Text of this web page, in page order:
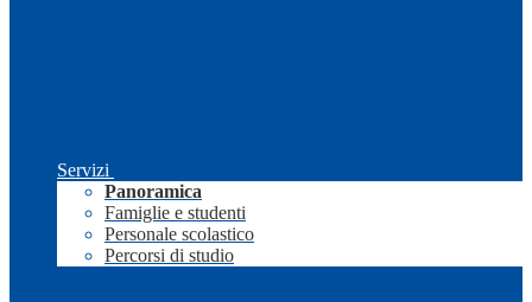
Servizi
Panoramica
Famiglie e studenti
Personale scolastico
Percorsi di studio